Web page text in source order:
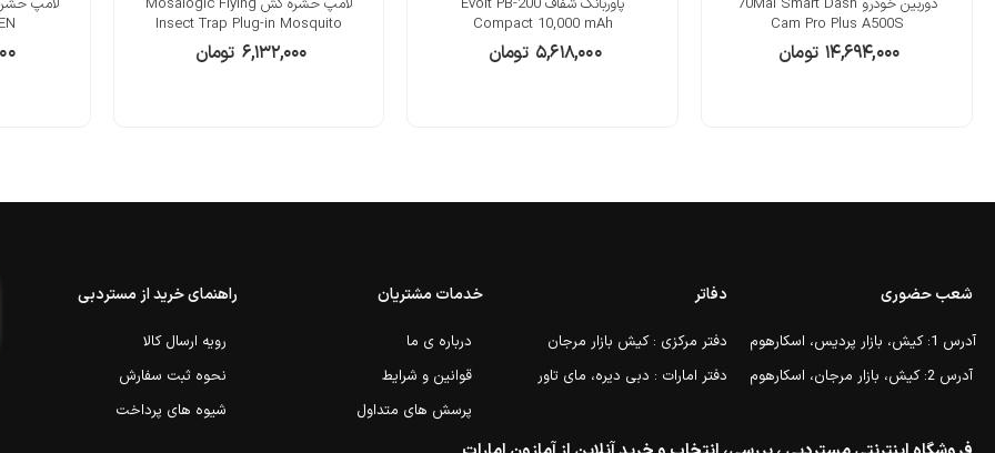
Cam Pro Plus A500S
۱۴,۶۹۴,۰۰۰ تومان
Compact 10,000 mAh
۵,۶۱۸,۰۰۰ تومان
Insect Trap Plug-in Mosquito
۶,۱۳۲,۰۰۰ تومان
راهنمای خرید از مستردبی
رویه ارسال کالا
نحوه ثبت سفارش
شیوه های پرداخت
خدمات مشتریان
درباره ی ما
قوانین و شرایط
پرسش های متداول
دفاتر
دفتر مرکزی : کیش بازار مرجان
دفتر امارات : دبی دیره، مای تاور
شعب حضوری
آدرس 1: کیش، بازار پردیس، اسکارهوم
آدرس 2: کیش، بازار مرجان، اسکارهوم